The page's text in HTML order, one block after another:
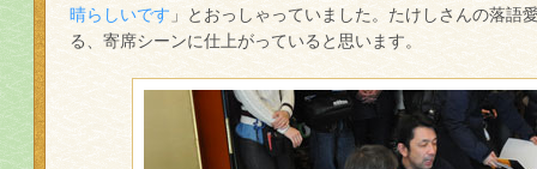
晴らしいです 」とおっしゃっていました。たけしさんの落語
る、寄席シーンに仕上がっていると思います。